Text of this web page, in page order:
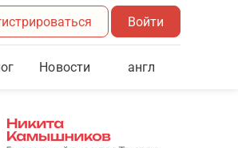
Войти
Новости англ